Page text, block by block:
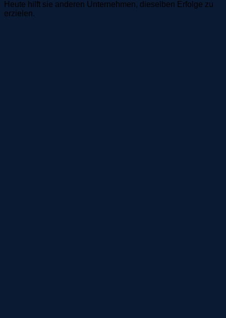
Heute hilft sie anderen Unternehmen, dieselben Erfolge zu
erzielen.